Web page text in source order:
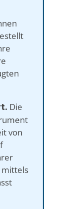
Die
von
mittels